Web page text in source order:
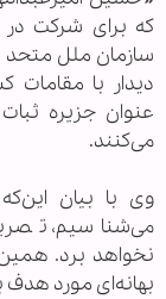
که برای شرکت
سازمان ملل متحد
دیدار با مقامات
عنوان جزیره
می‌کنند.
وی با بیان
می‌شناسیم،
نخواهد برد.
بهانه‌ای مورد هدف